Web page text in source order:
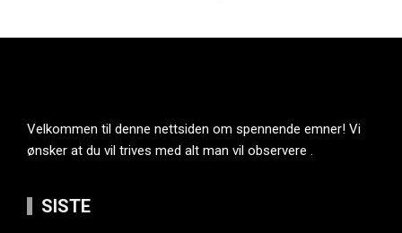
Velkommen til denne nettsiden om spennende emner! Vi
ønsker at du vil trives med alt man vil observere .
SISTE